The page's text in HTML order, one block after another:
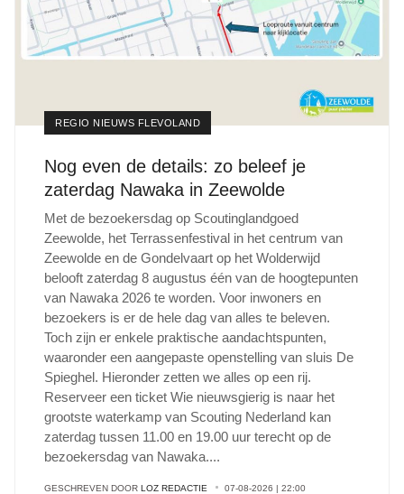
REGIO NIEUWS FLEVOLAND
Nog even de details: zo beleef je
zaterdag Nawaka in Zeewolde
Met de bezoekersdag op Scoutinglandgoed
Zeewolde, het Terrassenfestival in het centrum van
Zeewolde en de Gondelvaart op het Wolderwijd
belooft zaterdag 8 augustus één van de hoogtepunten
van Nawaka 2026 te worden. Voor inwoners en
bezoekers is er de hele dag van alles te beleven.
Toch zijn er enkele praktische aandachtspunten,
waaronder een aangepaste openstelling van sluis De
Spieghel. Hieronder zetten we alles op een rij.
Reserveer een ticket Wie nieuwsgierig is naar het
grootste waterkamp van Scouting Nederland kan
zaterdag tussen 11.00 en 19.00 uur terecht op de
bezoekersdag van Nawaka....
GESCHREVEN DOOR LOZ REDACTIE 07-08-2026 | 22:00